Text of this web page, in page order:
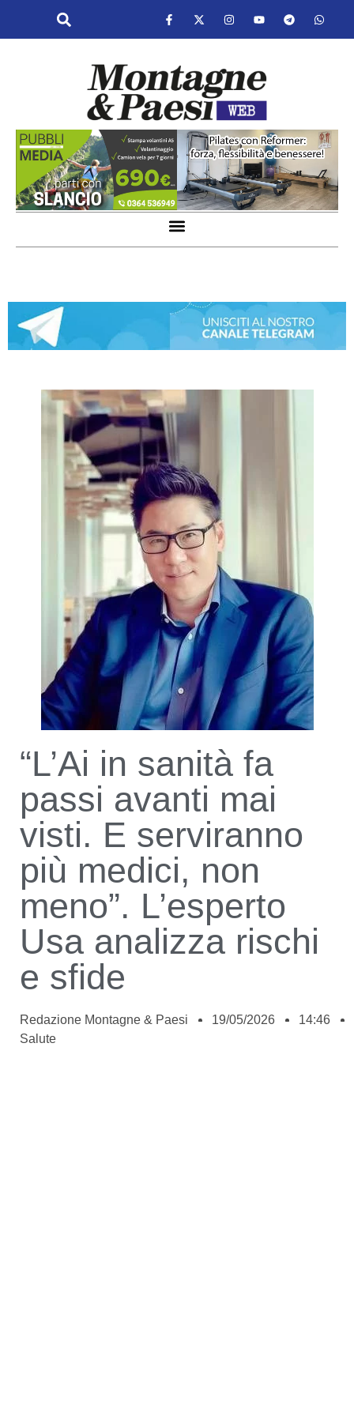
“L’Ai in sanità fa
passi avanti mai
visti. E serviranno
più medici, non
meno”. L’esperto
Usa analizza rischi
e sfide
Redazione Montagne & Paesi 19/05/2026
14:46
Salute